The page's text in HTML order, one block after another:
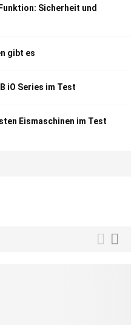
Sicherheit und
gibt es
iO Series im Test
Eismaschinen im Test